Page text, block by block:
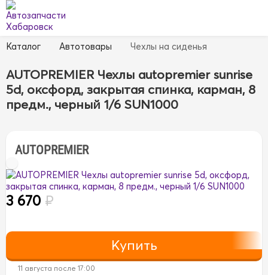
Каталог Автотовары Чехлы на сиденья
AUTOPREMIER Чехлы autopremier sunrise
5d, оксфорд, закрытая спинка, карман, 8
предм., черный 1/6 SUN1000
AUTOPREMIER
3 670 ₽
11 августа после 17:00